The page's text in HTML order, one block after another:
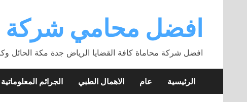
contentافضل محامي شركة
افضل شركة محاماة كافة القضايا الرياض جدة مكة الحائل
الرئيسية عام الاهمال الطبي الجرائم المعلوماتية